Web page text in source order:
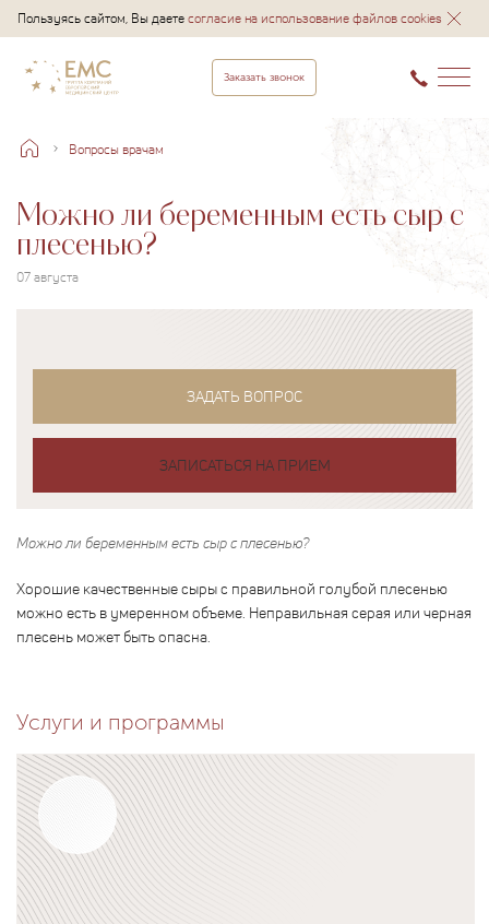
Пользуясь сайтом, Вы даетесогласие на использование файлов cookies
Заказать звонок
Вопросы врачам
Можно ли беременным есть сыр с
плесенью?
07 августа
ЗАДАТЬ ВОПРОС
ЗАПИСАТЬСЯ НА ПРИЕМ
Можно ли беременным есть сыр с плесенью?
Хорошие качественные сыры с правильной голубой плесенью
можно есть в умеренном объеме. Неправильная серая или черная
плесень может быть опасна.
Услуги и программы